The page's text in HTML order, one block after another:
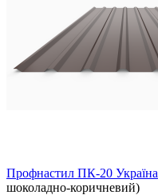
Профнастил ПК-20 Україна
шоколадно-коричневий)